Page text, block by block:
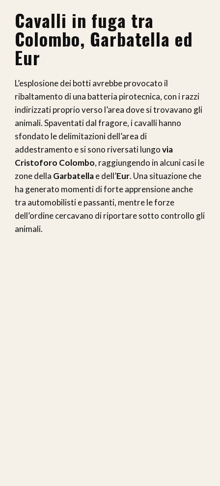
Cavalli in fuga tra
Colombo, Garbatella ed
Eur
L’esplosione dei botti avrebbe provocato il
ribaltamento di una batteria pirotecnica, con i razzi
indirizzati proprio verso l’area dove si trovavano gli
animali. Spaventati dal fragore, i cavalli hanno
sfondato le delimitazioni dell’area di
addestramento e si sono riversati lungovia
Cristoforo Colombo, raggiungendo in alcuni casi le
zone della Garbatellae dell’Eur. Una situazione che
ha generato momenti di forte apprensione anche
tra automobilisti e passanti, mentre le forze
dell’ordine cercavano di riportare sotto controllo gli
animali.